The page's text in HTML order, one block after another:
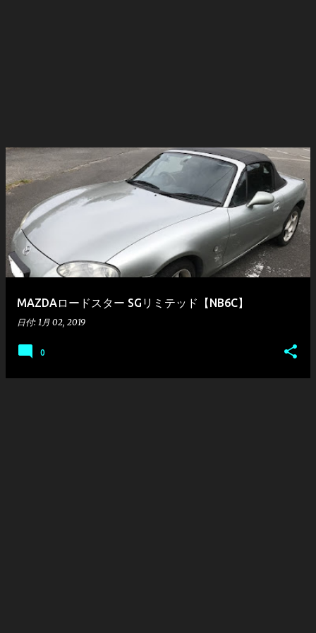
MAZDAロードスター SGリミテッド【NB6C】
日付: 1月 02, 2019
0